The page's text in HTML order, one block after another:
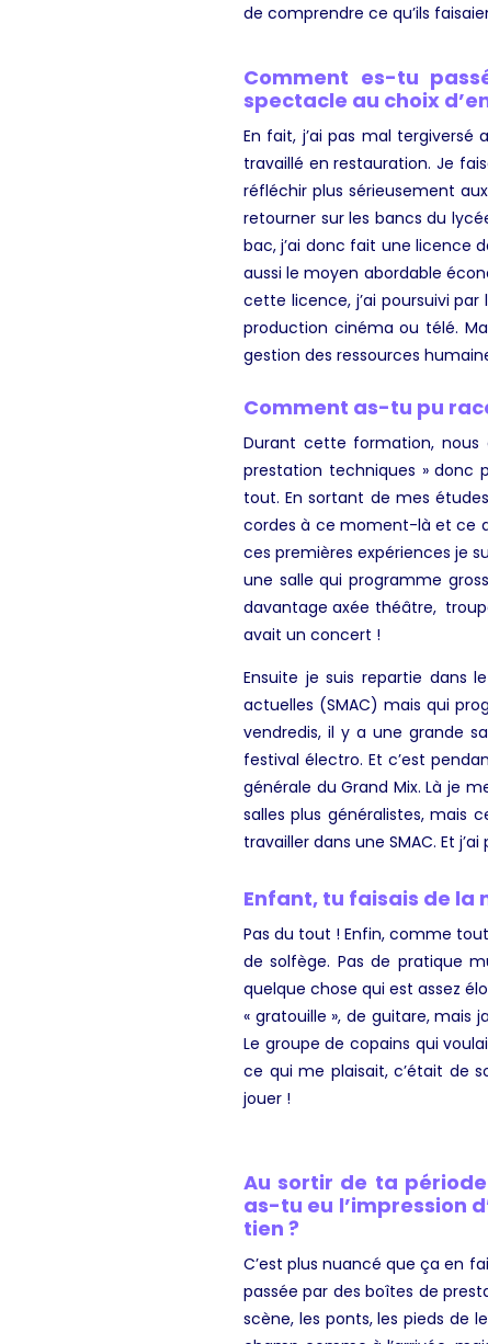
de comprendre ce qu’ils
Comment es-tu
spectacle au choix
En fait, j’ai pas mal tergiversé
travaillé en restauration. Je
réfléchir plus sérieusement
retourner sur les bancs du
bac, j’ai donc fait une licence
aussi le moyen abordable
cette licence, j’ai poursuivi
production cinéma ou télé.
gestion des ressources
Comment as-tu pu
Durant cette formation, nous
prestation techniques » donc
tout. En sortant de mes
cordes à ce moment-là et ce
ces premières expériences je
une salle qui programme
davantage axée théâtre,
avait un concert !
Ensuite je suis repartie dans
actuelles (SMAC) mais qui
vendredis, il y a une grande
festival électro. Et c’est
générale du Grand Mix. Là je
salles plus généralistes, mais
travailler dans une SMAC. Et
Enfant, tu faisais de la
Pas du tout ! Enfin, comme
de solfège. Pas de pratique
quelque chose qui est assez
« gratouille », de guitare, mais
Le groupe de copains qui
ce qui me plaisait, c’était de
jouer !
Au sortir de ta
as-tu eu l’impression
tien ?
C’est plus nuancé que ça en
passée par des boîtes de
scène, les ponts, les pieds de